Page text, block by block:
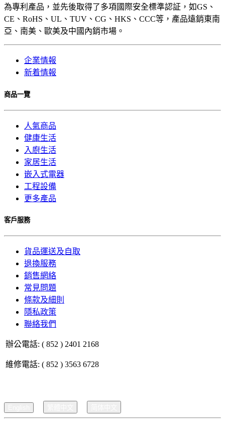
為專利產品，並先後取得了多項國際安全標準認証，如GS、
CE、RoHS、UL、TUV、CG、HKS、CCC等，產品遠銷東南
亞、南美、歐美及中國內銷市場。
企業情報
新着情報
商品一覽
人氣商品
健康生活
入廚生活
家居生活
嵌入式電器
工程設備
更多產品
客戶服務
貨品運送及自取
退換服務
銷售網絡
常見問題
條款及細則
隱私政策
聯絡我們
辦公電話: ( 852 ) 2401 2168
維修電話: ( 852 ) 3563 6728